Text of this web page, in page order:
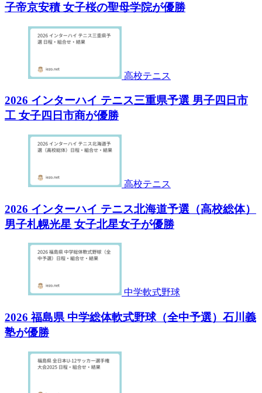
子帝京安積 女子桜の聖母学院が優勝
高校テニス
2026 インターハイ テニス三重県予選 男子四日市
工 女子四日市商が優勝
高校テニス
2026 インターハイ テニス北海道予選（高校総体）
男子札幌光星 女子北星女子が優勝
中学軟式野球
2026 福島県 中学総体軟式野球（全中予選）石川義
塾が優勝